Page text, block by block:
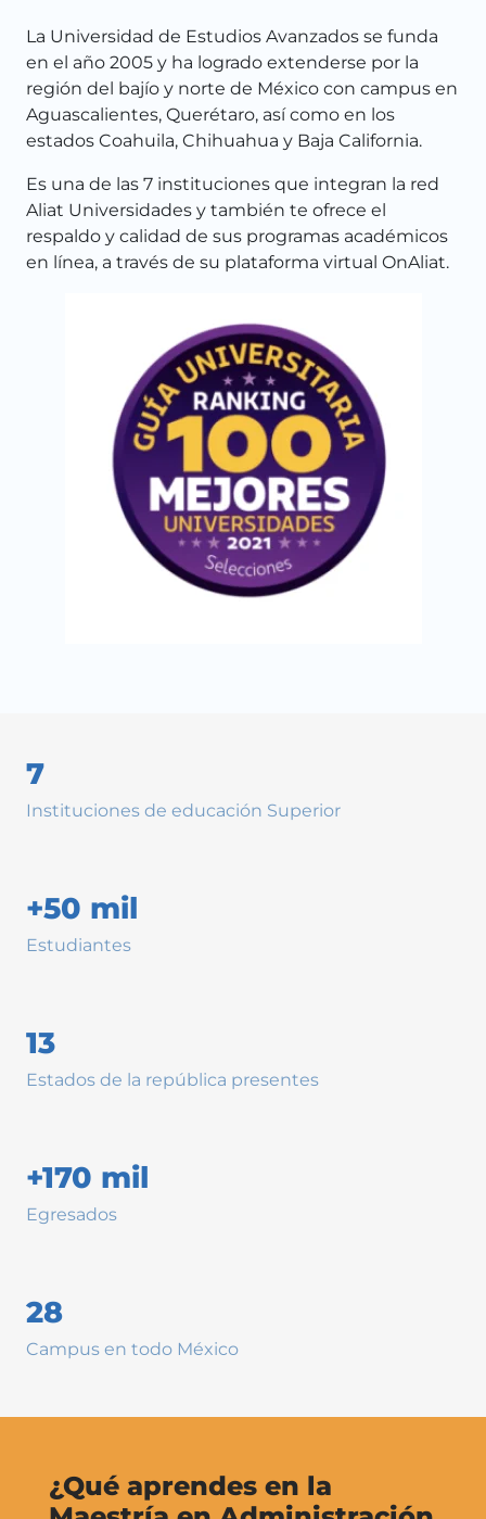
La Universidad de Estudios Avanzados se funda
en el año 2005 y ha logrado extenderse por la
región del bajío y norte de México con campus en
Aguascalientes, Querétaro, así como en los
estados Coahuila, Chihuahua y Baja California.
Es una de las 7 instituciones que integran la red
Aliat Universidades y también te ofrece el
respaldo y calidad de sus programas académicos
en línea, a través de su plataforma virtual OnAliat.
7
Instituciones de educación Superior
+50 mil
Estudiantes
13
Estados de la república presentes
+170 mil
Egresados
28
Campus en todo México
¿Qué aprendes en la